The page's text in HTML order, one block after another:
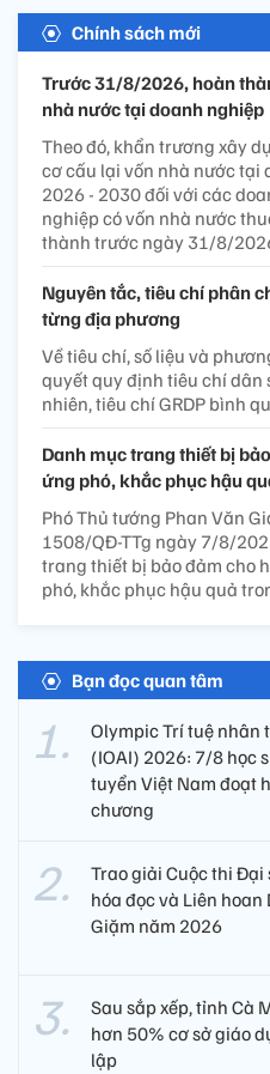
Chính sách mới
Trước 31/8/2026, hoàn
nhà nước tại doanh nghiệp
Theo đó, khẩn trương xây
cơ cấu lại vốn nhà nước tại
2026 - 2030 đối với các
nghiệp có vốn nhà nước
thành trước ngày 31/8/
Nguyên tắc, tiêu chí phân
từng địa phương
Về tiêu chí, số liệu và
quyết quy định tiêu chí dân
nhiên, tiêu chí GRDP bình
Danh mục trang thiết bị
ứng phó, khắc phục hậu
Phó Thủ tướng Phan Văn
1508/QĐ-TTg ngày 7/8/
trang thiết bị bảo đảm cho
phó, khắc phục hậu quả
Bạn đọc quan tâm
Olympic Trí tuệ nhân
(IOAI) 2026: 7/8 học
tuyển Việt Nam đoạt
chương
Trao giải Cuộc thi Đại
hóa đọc và Liên hoan
Giặm năm 2026
Sau sắp xếp, tỉnh Cà
hơn 50% cơ sở giáo
lập